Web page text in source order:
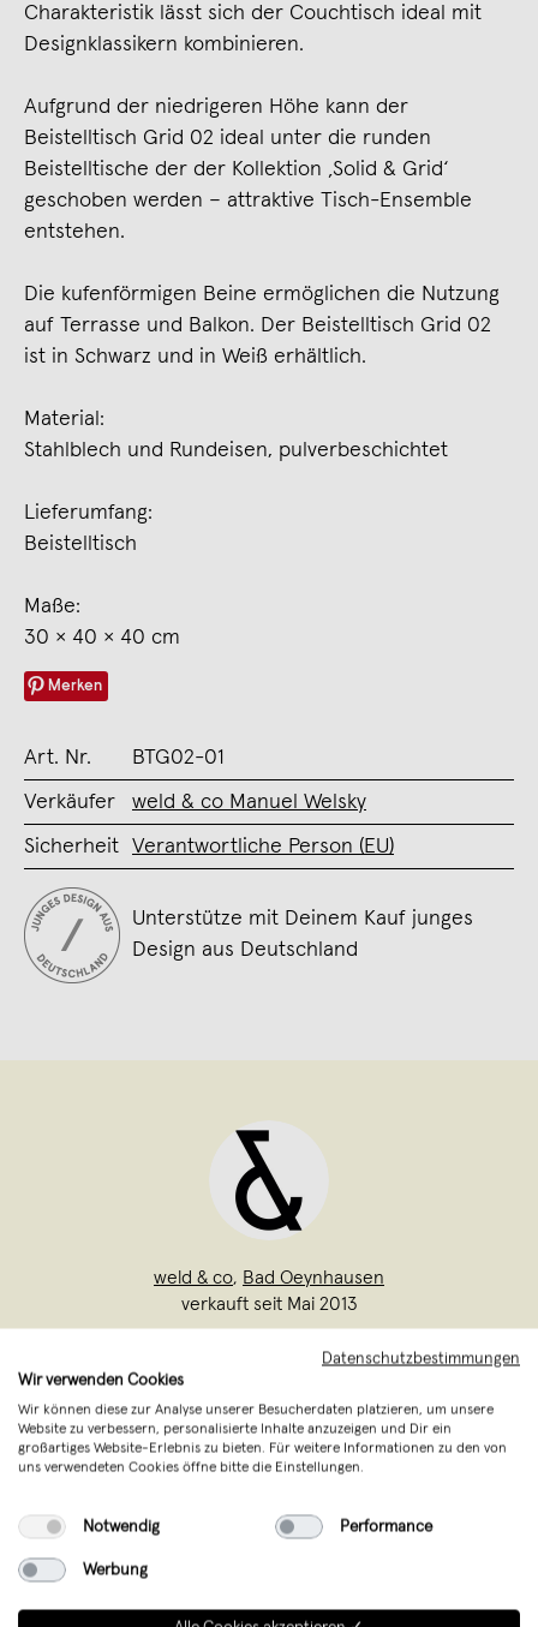
Charakteristik lässt sich der Couchtisch ideal mit
Designklassikern kombinieren.
Aufgrund der niedrigeren Höhe kann der
Beistelltisch Grid 02 ideal unter die runden
Beistelltische der der Kollektion ‚Solid & Grid‘
geschoben werden – attraktive Tisch-Ensemble
entstehen.
Die kufenförmigen Beine ermöglichen die Nutzung
auf Terrasse und Balkon. Der Beistelltisch Grid 02
ist in Schwarz und in Weiß erhältlich.
Material:
Stahlblech und Rundeisen, pulverbeschichtet
Lieferumfang:
Beistelltisch
Maße:
30 × 40 × 40 cm
Merken
Art. Nr. BTG02-01
Verkäufer weld & co Manuel Welsky
Sicherheit Verantwortliche Person (EU)
Unterstütze mit Deinem Kauf junges
Design aus Deutschland
weld & co, Bad Oeynhausen
verkauft seit Mai 2013
weld & co steht für Möbel und
Wohnaccessoires aus der
traditionsreichen Möbelregion
Ostwestfalen. Jedem Entwurf liegt eine
und Funktion gleichermaßen
Berücksichtigung finden. Die
Datenschutzbestimmungen
Wir verwenden Cookies
Wir können diese zur Analyse unserer Besucherdaten platzieren, um unsere
Website zu verbessern, personalisierte Inhalte anzuzeigen und Dir ein
großartiges Website-Erlebnis zu bieten. Für weitere Informationen zu den von
uns verwendeten Cookies öffne bitte die Einstellungen.
Notwendig Performance
Werbung